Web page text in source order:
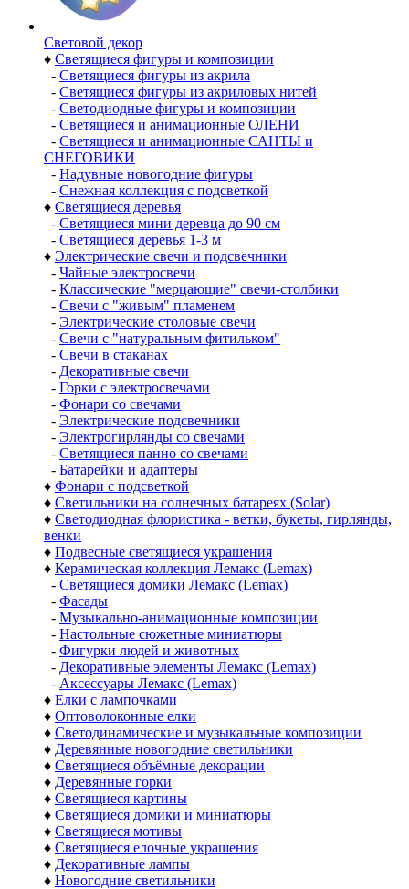
Световой декор
♦ Светящиеся фигуры и композиции
- Светящиеся фигуры из акрила
- Светящиеся фигуры из акриловых нитей
- Светодиодные фигуры и композиции
- Светящиеся и анимационные ОЛЕНИ
- Светящиеся и анимационные САНТЫ и
СНЕГОВИКИ
- Надувные новогодние фигуры
- Снежная коллекция с подсветкой
♦ Светящиеся деревья
- Светящиеся мини деревца до 90 см
- Светящиеся деревья 1-3 м
♦ Электрические свечи и подсвечники
- Чайные электросвечи
- Классические "мерцающие" свечи-столбики
- Свечи с "живым" пламенем
- Электрические столовые свечи
- Свечи с "натуральным фитильком"
- Свечи в стаканах
- Декоративные свечи
- Горки с электросвечами
- Фонари со свечами
- Электрические подсвечники
- Электрогирлянды со свечами
- Светящиеся панно со свечами
- Батарейки и адаптеры
♦ Фонари с подсветкой
♦ Светильники на солнечных батареях (Solar)
♦ Светодиодная флористика - ветки, букеты, гирлянды,
венки
♦ Подвесные светящиеся украшения
♦ Керамическая коллекция Лемакс (Lemax)
- Светящиеся домики Лемакс (Lemax)
- Фасады
- Музыкально-анимационные композиции
- Настольные сюжетные миниатюры
- Фигурки людей и животных
- Декоративные элементы Лемакс (Lemax)
- Аксессуары Лемакс (Lemax)
♦ Елки с лампочками
♦ Оптоволоконные елки
♦ Светодинамические и музыкальные композиции
♦ Деревянные новогодние светильники
♦ Светящиеся объёмные декорации
♦ Деревянные горки
♦ Светящиеся картины
♦ Светящиеся домики и миниатюры
♦ Светящиеся мотивы
♦ Светящиеся елочные украшения
♦ Декоративные лампы
♦ Новогодние светильники